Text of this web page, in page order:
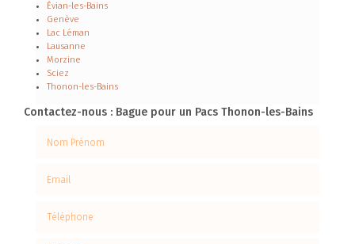
Évian-les-Bains
Genève
Lac Léman
Lausanne
Morzine
Sciez
Thonon-les-Bains
Contactez-nous : Bague pour un Pacs Thonon-les-Bains